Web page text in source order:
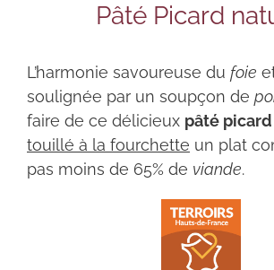
Pâté Picard
L’harmonie savoureuse du foie
soulignée par un soupçon de
faire de ce délicieux pâté picard
touillé à la fourchette un plat
pas moins de 65% de viande.